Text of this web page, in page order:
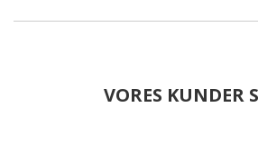
VORES KUNDER